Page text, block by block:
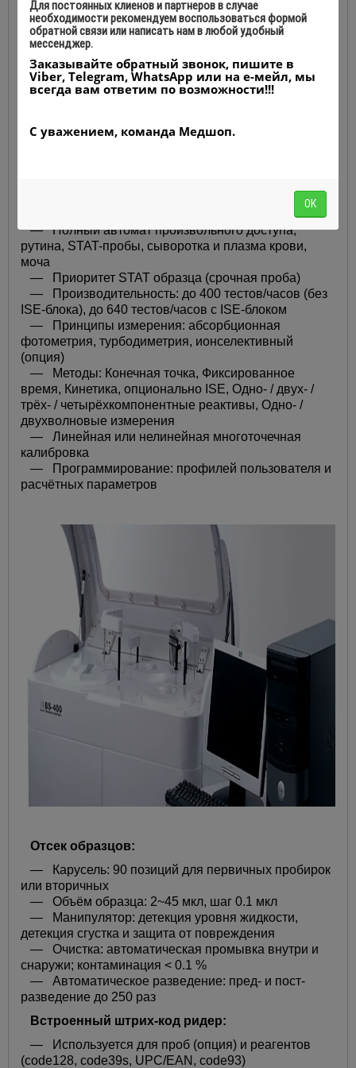
реактива
Станция промывки кювет:
• Высоко технологичная моечная станция
• 8-ми ступенчатая водная очистка
— Полный автомат произвольного доступа,
рутина, STAT-пробы, сыворотка и плазма крови,
моча
— Приоритет STAT образца (срочная проба)
— Производительность: до 400 тестов/часов (без
ISE-блока), до 640 тестов/часов с ISE-блоком
— Принципы измерения: абсорбционная
фотометрия, турбодиметрия, ионселективный
(опция)
— Методы: Конечная точка, Фиксированное
время, Кинетика, опционально ISE, Одно- / двух- /
трёх- / четырёхкомпонентные реактивы, Одно- /
двухволновые измерения
— Линейная или нелинейная многоточечная
калибровка
— Программирование: профилей пользователя и
расчётных параметров
Отсек образцов:
— Карусель: 90 позиций для первичных пробирок
или вторичных
— Объём образца: 2~45 мкл, шаг 0.1 мкл
— Манипулятор: детекция уровня жидкости,
детекция сгустка и защита от повреждения
— Очистка: автоматическая промывка внутри и
снаружи; контаминация < 0.1 %
— Автоматическое разведение: пред- и пост-
разведение до 250 раз
Встроенный штрих-код ридер:
— Используется для проб (опция) и реагентов
(code128, code39s, UPC/EAN, сode93)
Для постоянных клиенов и партнеров в случае
необходимости рекомендуем воспользоваться формой
обратной связи или написать нам в любой удобный
мессенджер.
Заказывайте обратный звонок, пишите в
Viber, Telegram, WhatsApp или на е-мейл, мы
всегда вам ответим по возможности!!!
С уважением, команда Медшоп.
ОК